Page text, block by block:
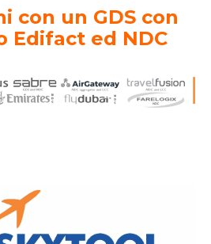
con un GDS con
Edifact ed NDC